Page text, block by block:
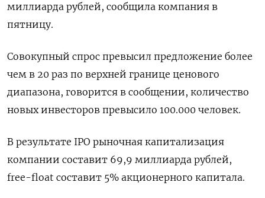
миллиарда рублей, сообщила компания в
пятницу.
Совокупный спрос превысил предложение более
чем в 20 раз по верхней границе ценового
диапазона, говорится в сообщении, количество
новых инвесторов превысило 100.000 человек.
В результате IPO рыночная капитализация
компании составит 69,9 миллиарда рублей,
free-float составит 5% акционерного капитала.